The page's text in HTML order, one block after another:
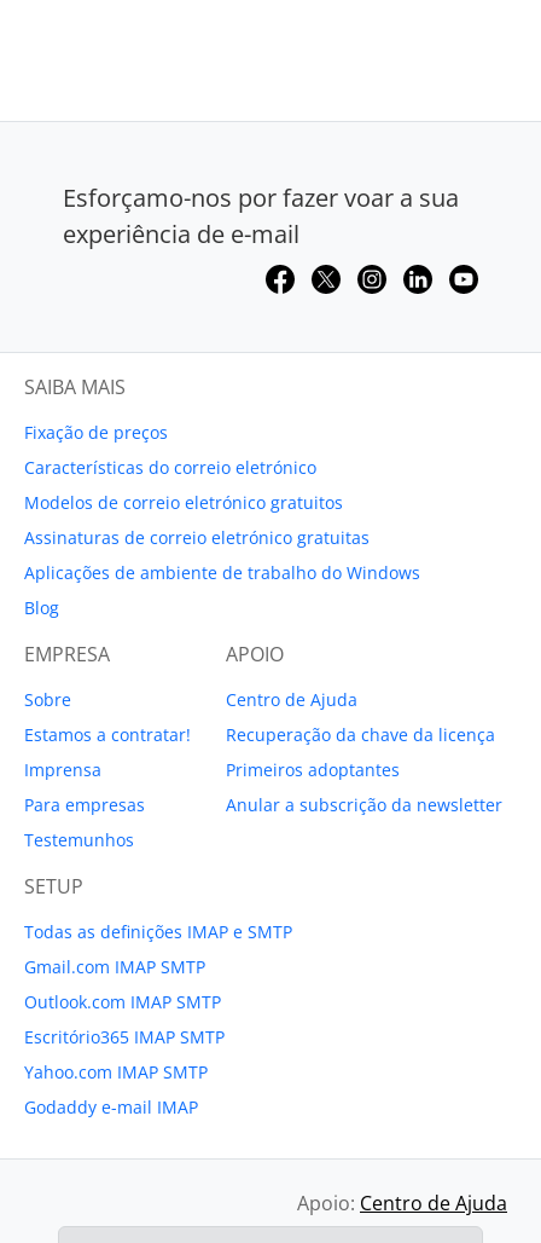
Esforçamo-nos por fazer voar a sua
experiência de e-mail
SAIBA MAIS
Fixação de preços
Características do correio eletrónico
Modelos de correio eletrónico gratuitos
Assinaturas de correio eletrónico gratuitas
Aplicações de ambiente de trabalho do Windows
Blog
EMPRESA
Sobre
Estamos a contratar!
Imprensa
Para empresas
Testemunhos
APOIO
Centro de Ajuda
Recuperação da chave da licença
Primeiros adoptantes
Anular a subscrição da newsletter
SETUP
Todas as definições IMAP e SMTP
Gmail.com IMAP SMTP
Outlook.com IMAP SMTP
Escritório365 IMAP SMTP
Yahoo.com IMAP SMTP
Godaddy e-mail IMAP
Apoio: Centro de Ajuda